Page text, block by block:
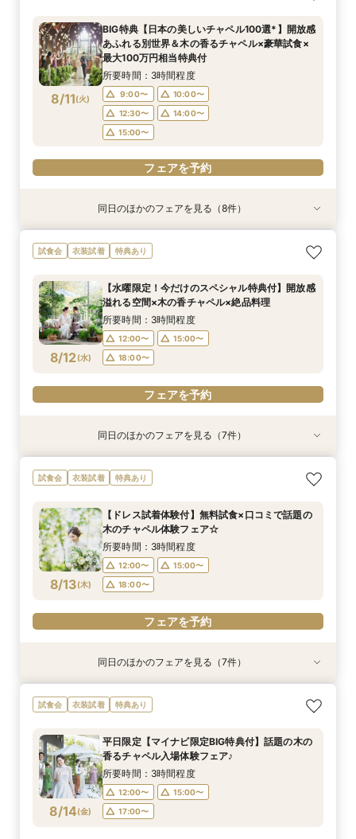
8/10(月)
17:00〜 18:00〜
フェアを予約
8/10(月)
12:00〜
13:00〜
14:00〜
15:00〜
16:00〜
フェアを予約
8/10(月)
12:00〜
15:00〜
18:00〜
フェアを予約
8/10(月)
13:00〜
14:00〜
16:00〜
17:00〜
18:00〜
フェアを予約
8/10(月)
特典付き
所要時間：3時間程度
12:00〜
15:00〜
18:00〜
フェアを予約
8/10(月)
12:00〜
14:00〜
16:00〜
17:00〜
18:00〜
フェアを予約
8/10(月)
＆お料理重視の方へお勧め☆専属のプランナーが
所要時間：3時間程度
12:00〜
15:00〜
18:00〜
フェアを予約
8/11(火)
BIG特典【日本の美しいチャペル100選*】開放感
あふれる別世界＆木の香るチャペル×豪華試食×
最大100万円相当特典付
所要時間：3時間程度
9:00〜
10:00〜
12:30〜
14:00〜
15:00〜
フェアを予約
衣装試着 特典あり
8/11(火)
【スペシャルナイトフェア*】光×木のチャペル×
豪華試食♪最大100万円特典付☆
17:00〜 18:00〜
フェアを予約
特典あり
8/11(火)
【1件目限定】100万円特典付×話題の新結婚式ス
タイル相談会
9:00〜
10:00〜
12:30〜
14:00〜
15:00〜
特典あり
8/11(火)
【2件目以降の方へ】気になるところだけ！90分
クイックフェア
9:00〜
10:00〜
12:30〜
14:00〜
15:00〜
特典あり
8/11(火)
【和と洋も両方叶う】木のチャペル×四季彩る美
食空間☆
9:00〜
10:00〜
12:30〜
14:00〜
15:00〜
特典あり
8/11(火)
【2件目からの会場見学】安心見積相談×新結婚
式スタイル紹介
9:00〜
10:00〜
12:30〜
14:00〜
15:00〜
特典あり
8/11(火)
気軽に90分見学♪チャペル×試食×見積ショート
タイムフェア*
9:15〜
10:00〜
14:00〜
15:00〜
18:30〜
特典あり
8/11(火)
【少人数限定】身近な人とお祝いする結婚式＆贅
沢試食相談会
9:00〜
10:00〜
12:30〜
14:00〜
15:00〜
特典あり
8/11(火)
写真は残したい！【フォト婚】衣裳×見積相談
フェア*
9:00〜
10:00〜
15:00〜
16:00〜
17:00〜
同日のほかのフェアを見る（8件）
試食会 衣装試着 特典あり
8/12(水)
【水曜限定！今だけのスペシャル特典付】開放感
溢れる空間×木の香チャペル×絶品料理
所要時間：3時間程度
12:00〜
15:00〜
18:00〜
フェアを予約
衣装試着 特典あり
8/12( 水
【スペシャルナイトフェア*】光×木のチャペル×
豪華試食♪最大100万円特典付☆
17:00〜 18:00〜
フェアを予約
衣装試着 特典あり
8/12( 水
【少人数婚・フォトウエディング限定】身近な人
とお祝いする結婚式＆絶品試食相談会
12:00〜
13:00〜
14:00〜
15:00〜
16:00〜
衣装試着 特典あり
8/12( 水
【2件目からの会場見学がお得】安心見積相談×
新結婚式スタイル紹介
12:00〜
15:00〜
18:00〜
フェアを予約
特典あり
8/12( 水
【フォト婚】衣裳×見積相談フェア
13:00〜
14:00〜
16:00〜
17:00〜
18:00〜
フェアを予約
衣装試着 特典あり
8/12( 水
マイナビ限定【至極の料理を試食】新スタイル料
理試食×最新ドレス試着☆木と緑の奏でる一体感
特典付き
所要時間：3時間程度
18:00〜
フェアを予約
特典あり
8/12( 水
【90分フェア】気軽に90分見学♪チャペル×試食
×見積ショートタイムフェア*
12:00〜
14:00〜
16:00〜
17:00〜
18:00〜
衣装試着 特典あり
8/12( 水
【マイナビ限定！BIG特典付】初めてご見学の方
＆お料理重視の方へお勧め☆専属のプランナーが
所要時間：3時間程度
18:00〜
フェアを予約
同日のほかのフェアを見る（7件）
試食会 衣装試着 特典あり
8/13(木)
【ドレス試着体験付】無料試食×口コミで話題の
木のチャペル体験フェア☆
所要時間：3時間程度
12:00〜
15:00〜
18:00〜
フェアを予約
衣装試着 特典あり
8/13(木)
【スペシャルナイトフェア*】光×木のチャペル×
豪華試食♪最大100万円特典付☆
17:00〜 18:00〜
フェアを予約
衣装試着 特典あり
8/13(木)
【少人数婚・フォトウエディング限定】身近な人
とお祝いする結婚式＆絶品試食相談会
12:00〜
13:00〜
14:00〜
15:00〜
16:00〜
衣装試着 特典あり
8/13(木)
【2件目からの会場見学がお得】安心見積相談×
新結婚式スタイル紹介
12:00〜
15:00〜
18:00〜
フェアを予約
特典あり
8/13(木)
【フォト婚】衣裳×見積相談フェア
13:00〜
14:00〜
16:00〜
17:00〜
18:00〜
フェアを予約
衣装試着 特典あり
8/13(木)
【和と洋*両方叶う】木のチャペル×四季彩る美
食空間
12:00〜
15:00〜
18:00〜
フェアを予約
特典あり
8/13(木)
【90分フェア】気軽に90分見学♪チャペル×試食
×見積ショートタイムフェア*
12:00〜
14:00〜
16:00〜
17:00〜
18:00〜
衣装試着 特典あり
8/13(木)
【マイナビ限定！BIG特典付】初めてご見学の方
＆お料理重視の方へお勧め☆専属のプランナーが
所要時間：3時間程度
18:00〜
フェアを予約
同日のほかのフェアを見る（7件）
試食会 衣装試着 特典あり
8/14(金)
平日限定【マイナビ限定BIG特典付】話題の木の
香るチャペル入場体験フェア♪
所要時間：3時間程度
12:00〜
15:00〜
17:00〜